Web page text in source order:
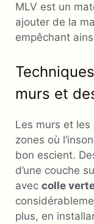
MLV est un
ajouter de la
empêchant
murs et
Les murs et
zones où
bon escient.
d’une couche
avec colle
plus, en